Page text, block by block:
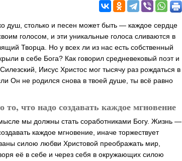
душ, столько и песен может быть — каждое сердце
голосом, и эти уникальные голоса сливаются в
Творца. Но у всех ли из нас есть собственный
в себе Бога? Как говорил средневековый поэт и
Иисус Христос мог тысячу раз рождаться в
Он не родился снова в твоей душе, ты всё равно
что надо создавать каждое мгновение
мы должны стать соработниками Богу. Жизнь —
каждое мгновение, иначе торжествует
силою любви Христовой преображать мир,
её в себе и через себя в окружающих силою